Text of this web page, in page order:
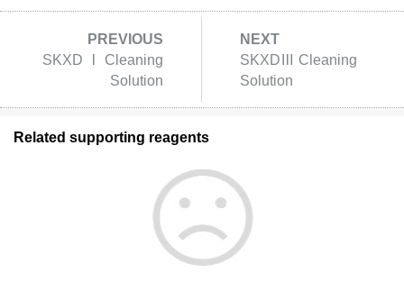
PREVIOUS
SKXD Ⅰ Cleaning
Solution
NEXT
SKXDⅢ Cleaning
Solution
Related supporting reagents